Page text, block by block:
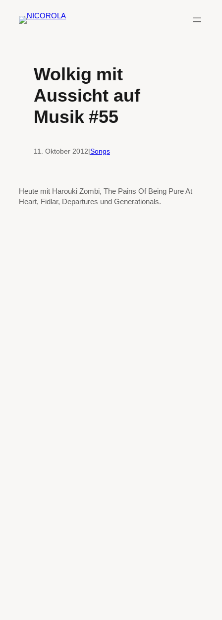
Inhalt
Wolkig mit
Aussicht auf
Musik #55
11. Oktober 2012|Songs
Heute mit Harouki Zombi, The Pains Of Being Pure At
Heart, Fidlar, Departures und Generationals.